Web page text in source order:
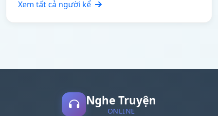
Xem tất cả người kể
Nghe Truyện
ONLINE